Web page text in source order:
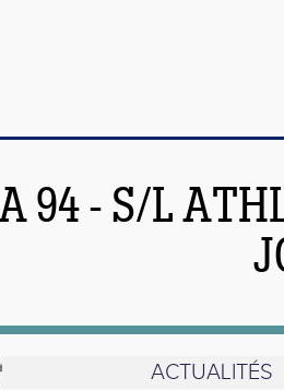
94 - S/L
ACTUALITÉS